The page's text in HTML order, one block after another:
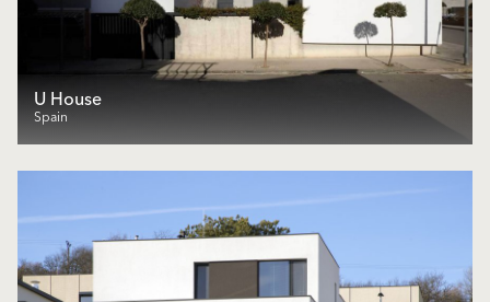
U House
Spain